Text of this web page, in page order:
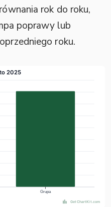
rok do roku,
poprawy lub
roku.